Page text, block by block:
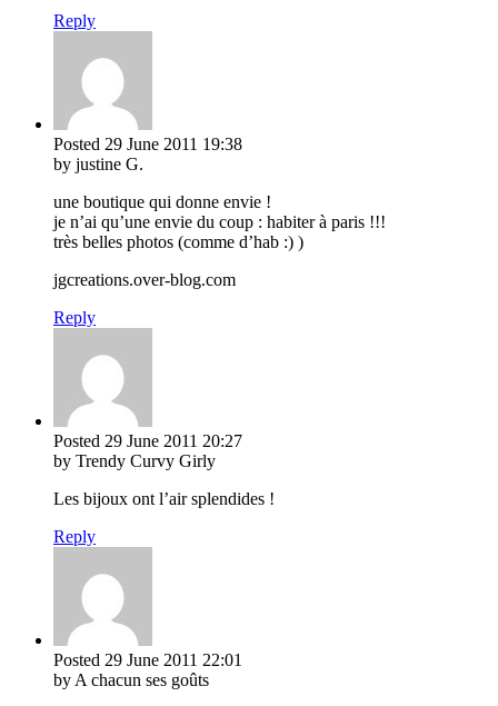
Reply
Posted 29 June 2011 19:38
by justine G.
une boutique qui donne envie !
je n’ai qu’une envie du coup : habiter à paris !!!
très belles photos (comme d’hab :) )
jgcreations.over-blog.com
Reply
Posted 29 June 2011 20:27
by Trendy Curvy Girly
Les bijoux ont l’air splendides !
Reply
Posted 29 June 2011 22:01
by A chacun ses goûts